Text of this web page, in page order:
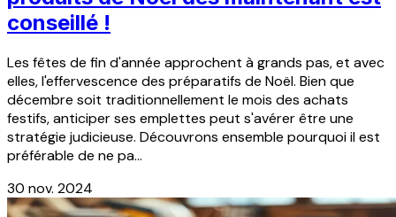
conseillé !
Les fêtes de fin d'année approchent à grands pas, et avec
elles, l'effervescence des préparatifs de Noël. Bien que
décembre soit traditionnellement le mois des achats
festifs, anticiper ses emplettes peut s'avérer être une
stratégie judicieuse. Découvrons ensemble pourquoi il est
préférable de ne pa...
30 nov. 2024